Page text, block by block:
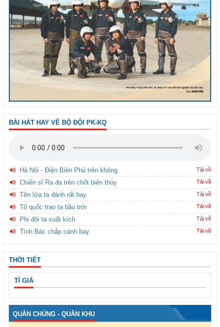
BÀI HÁT HAY VỀ BỘ ĐỘI PK-KQ
Hà Nội - Điện Biên Phủ trên không Tải về
Chiến sĩ Ra đa trên chốt biên thùy Tải về
Tên lửa ta đánh rất hay Tải về
Tổ quốc trao ta bầu trời Tải về
Phi đội ta xuất kích Tải về
Tình Bác chắp cánh bay Tải về
THỜI TIẾT
TỈ GIÁ
QUÂN CHỦNG - QUÂN KHU